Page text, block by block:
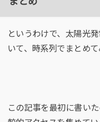
というわけで、太陽光
いて、時系列でまとめて
この記事を最初に書い